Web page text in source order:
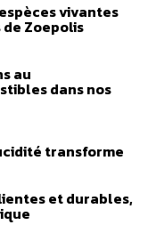
vivantes
Zoepolis
au
dans nos
transforme
et durables,